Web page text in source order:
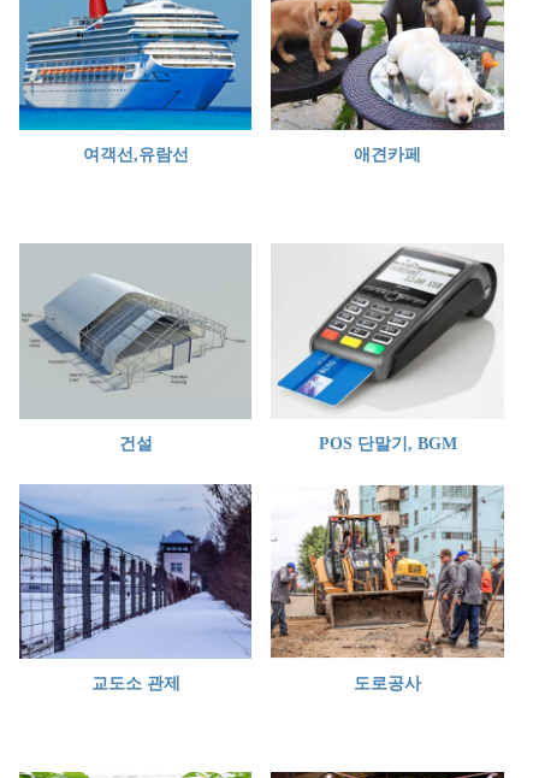
여객선,유람선 애견카페
건설 POS 단말기, BGM
교도소 관제 도로공사